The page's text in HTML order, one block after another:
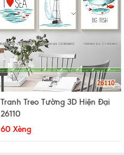
Tranh Treo Tường 3D Hiện Đại
26110
60 Xèng